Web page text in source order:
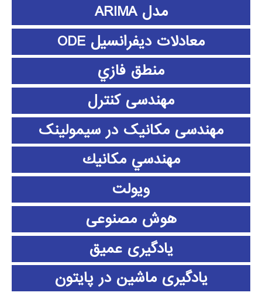
مدل ARIMA
معادلات دیفرانسیل ODE
منطق فازي
مهندسی کنترل
مهندسی مکانیک در سیمولینک
مهندسي مكانيك
ویولت
هوش مصنوعی
یادگیری عمیق
یادگیری ماشین در پایتون